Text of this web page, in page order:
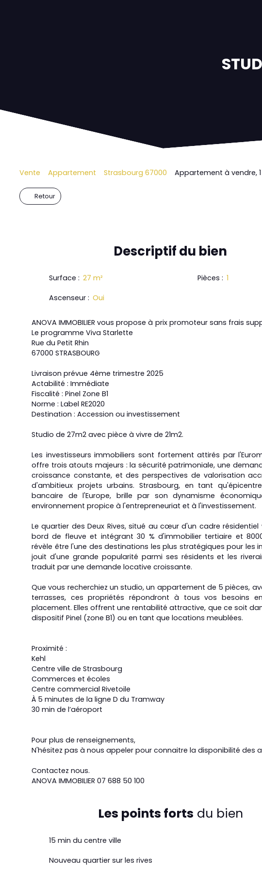
Vente Appartement Strasbourg 67000 Appartement à vendre,
Retour
Descriptifdu bien
Surface : 27 m² Pièces : 1
Ascenseur : Oui
ANOVA IMMOBILIER vous propose à prix promoteur sans frais
Le programme Viva Starlette
Rue du Petit Rhin
67000 STRASBOURG
Livraison prévue 4ème trimestre 2025
Actabilité : Immédiate
Fiscalité : Pinel Zone B1
Norme : Label RE2020
Destination : Accession ou investissement
Studio de 27m2 avec pièce à vivre de 21m2.
Les investisseurs immobiliers sont fortement attirés par
offre trois atouts majeurs : la sécurité patrimoniale, une
croissance constante, et des perspectives de valorisation
d'ambitieux projets urbains. Strasbourg, en tant
bancaire de l'Europe, brille par son dynamisme
environnement propice à l'entrepreneuriat et à l'investissement.
Le quartier des Deux Rives, situé au cœur d'un cadre
bord de fleuve et intégrant 30 % d'immobilier tertiaire et
révèle être l'une des destinations les plus stratégiques pour les
jouit d'une grande popularité parmi ses résidents et les
traduit par une demande locative croissante.
Que vous recherchiez un studio, un appartement de 5 pièces,
terrasses, ces propriétés répondront à tous vos besoins
placement. Elles offrent une rentabilité attractive, que ce soit
dispositif Pinel (zone B1) ou en tant que locations meublées.
Proximité :
Kehl
Centre ville de Strasbourg
Commerces et écoles
Centre commercial Rivetoile
À 5 minutes de la ligne D du Tramway
30 min de l’aéroport
Pour plus de renseignements,
N'hésitez pas à nous appeler pour connaitre la disponibilité des
Contactez nous.
ANOVA IMMOBILIER 07 688 50 100
Les points forts du bien
15 min du centre ville
Nouveau quartier sur les rives